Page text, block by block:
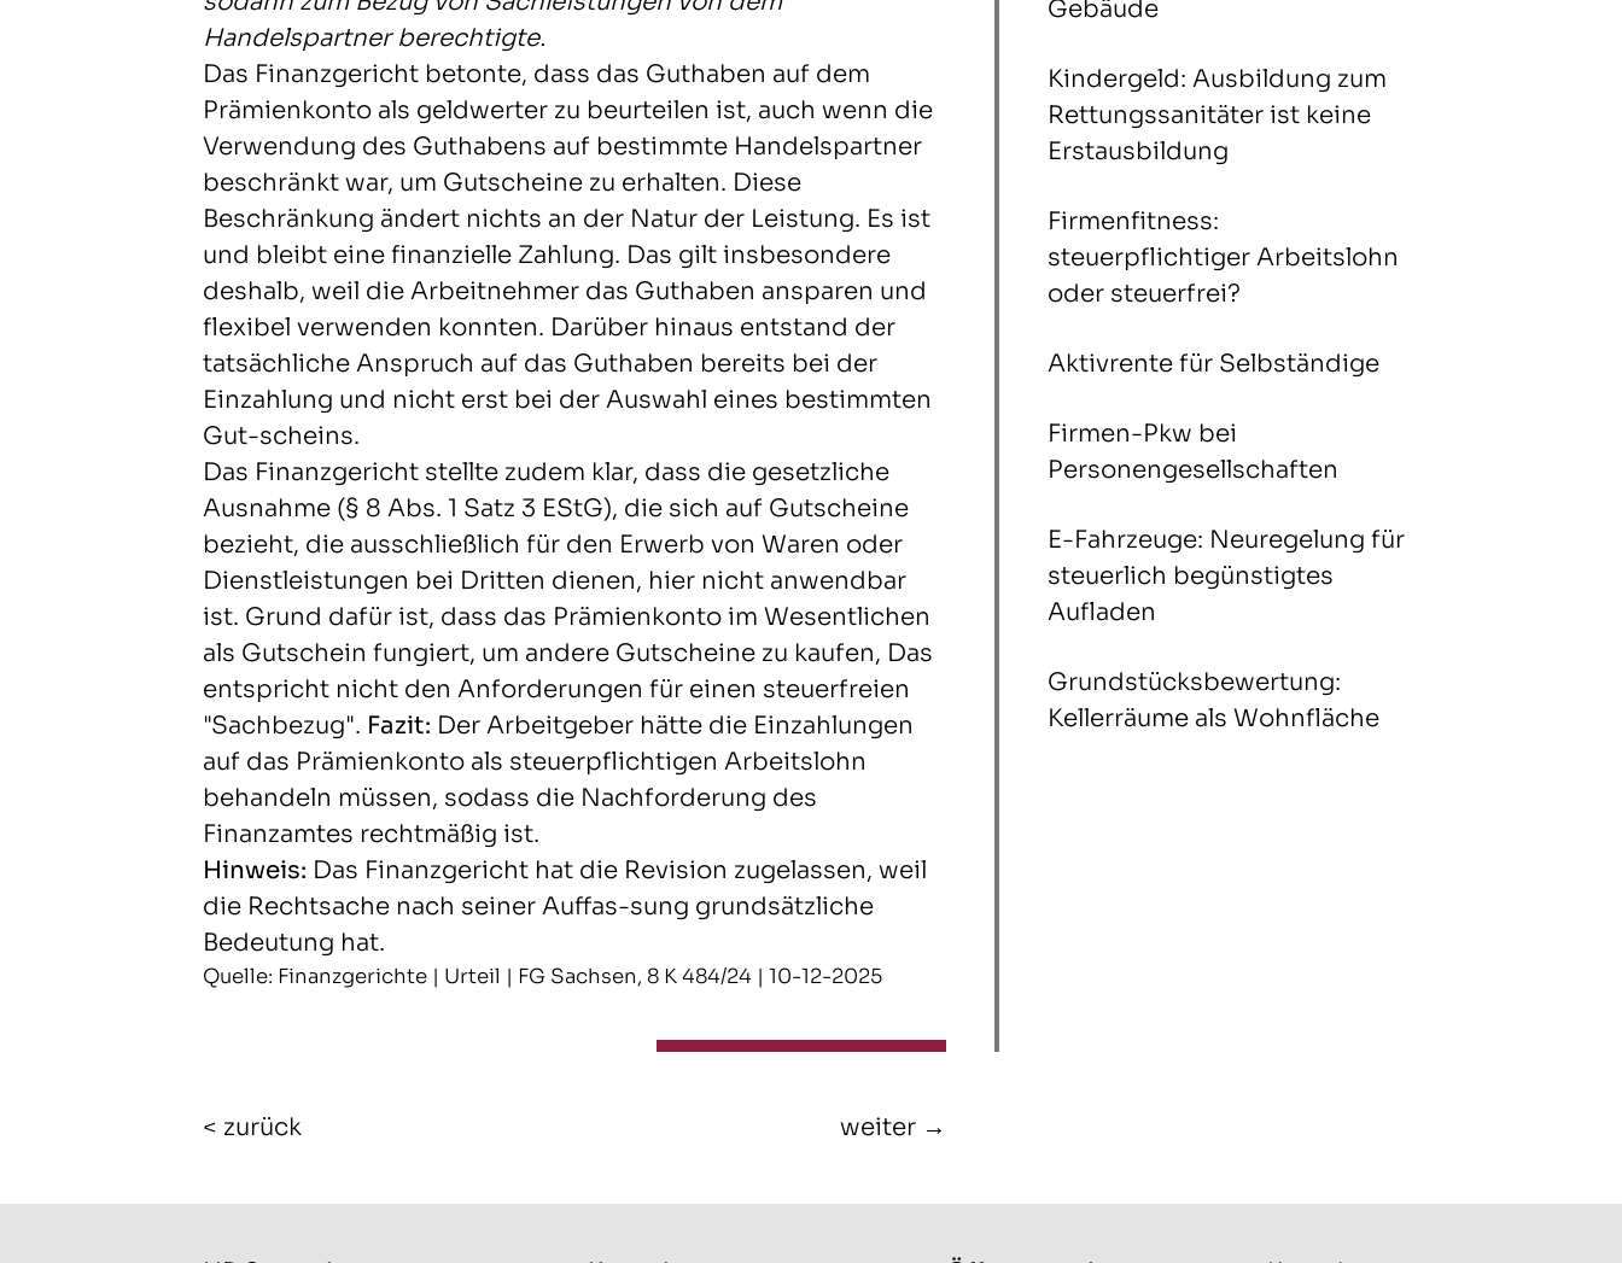
Handelspartner berechtigte.
Das Finanzgericht betonte, dass das Guthaben auf dem
Prämienkonto als geldwerter zu beurteilen ist, auch wenn die
Verwendung des Guthabens auf bestimmte Handelspartner
beschränkt war, um Gutscheine zu erhalten. Diese
Beschränkung ändert nichts an der Natur der Leistung. Es ist
und bleibt eine finanzielle Zahlung. Das gilt insbesondere
deshalb, weil die Arbeitnehmer das Guthaben ansparen und
flexibel verwenden konnten. Darüber hinaus entstand der
tatsächliche Anspruch auf das Guthaben bereits bei der
Einzahlung und nicht erst bei der Auswahl eines bestimmten
Gut-scheins.
Das Finanzgericht stellte zudem klar, dass die gesetzliche
Ausnahme (§ 8 Abs. 1 Satz 3 EStG), die sich auf Gutscheine
bezieht, die ausschließlich für den Erwerb von Waren oder
Dienstleistungen bei Dritten dienen, hier nicht anwendbar
ist. Grund dafür ist, dass das Prämienkonto im Wesentlichen
als Gutschein fungiert, um andere Gutscheine zu kaufen, Das
entspricht nicht den Anforderungen für einen steuerfreien
"Sachbezug". Fazit: Der Arbeitgeber hätte die Einzahlungen
auf das Prämienkonto als steuerpflichtigen Arbeitslohn
behandeln müssen, sodass die Nachforderung des
Finanzamtes rechtmäßig ist.
Hinweis: Das Finanzgericht hat die Revision zugelassen, weil
die Rechtsache nach seiner Auffas-sung grundsätzliche
Bedeutung hat.
Quelle: Finanzgerichte | Urteil | FG Sachsen, 8 K 484/24 | 10-12-2025
Gebäude
Kindergeld: Ausbildung zum
Rettungssanitäter ist keine
Erstausbildung
Firmenfitness:
steuerpflichtiger Arbeitslohn
oder steuerfrei?
Aktivrente für Selbständige
Firmen-Pkw bei
Personengesellschaften
E-Fahrzeuge: Neuregelung für
steuerlich begünstigtes
Aufladen
Grundstücksbewertung:
Kellerräume als Wohnfläche
< zurück weiter →